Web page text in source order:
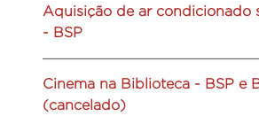
Aquisição de ar condicionado
- BSP
Cinema na Biblioteca - BSP e
(cancelado)